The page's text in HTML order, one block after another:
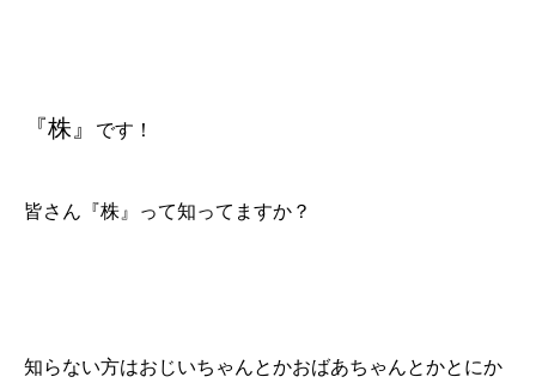
『株』 です！
皆さん『株』って知ってますか？
知らない方はおじいちゃんとかおばあちゃんとかとにか